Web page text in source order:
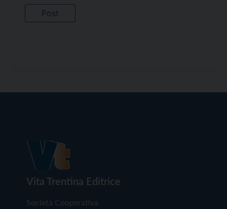
Vita Trentina Editrice
Società Cooperativa